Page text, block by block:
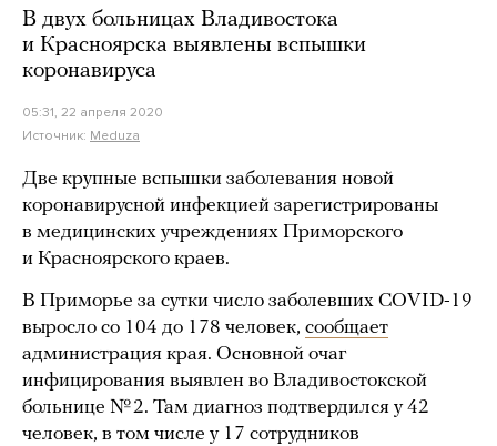
В двух больницах Владивостока
и Красноярска выявлены вспышки
коронавируса
05:31, 22 апреля 2020
Источник: Meduza
Две крупные вспышки заболевания новой
коронавирусной инфекцией зарегистрированы
в медицинских учреждениях Приморского
и Красноярского краев.
В Приморье за сутки число заболевших COVID-19
выросло со 104 до 178 человек, сообщает
администрация края. Основной очаг
инфицирования выявлен во Владивостокской
больнице № 2. Там диагноз подтвердился у 42
человек, в том числе у 17 сотрудников